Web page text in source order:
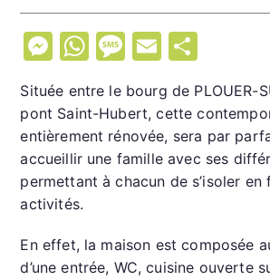
M
e
s
s
e
n
g
er
W
at
s
A
p
M
s
s
a
g
E
ai
l
ta
g
er
Située entre le bourg de PLOUER-
pont Saint-Hubert, cette
entièrement rénovée, sera par
accueillir une famille avec ses
permettant à chacun de s’isoler
activités.
En effet, la maison est composée
d’une entrée, WC, cuisine ouverte